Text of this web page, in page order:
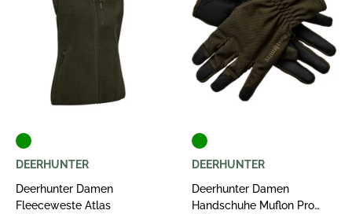
DEERHUNTER
Deerhunter Damen
Fleeceweste Atlas
DEERHUNTER
Deerhunter Damen
Handschuhe Muflon Pro